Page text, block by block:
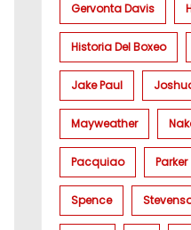
Gervonta Davis
Historia Del Boxeo
Jake Paul
Mayweather
Pacquiao Parker
Spence